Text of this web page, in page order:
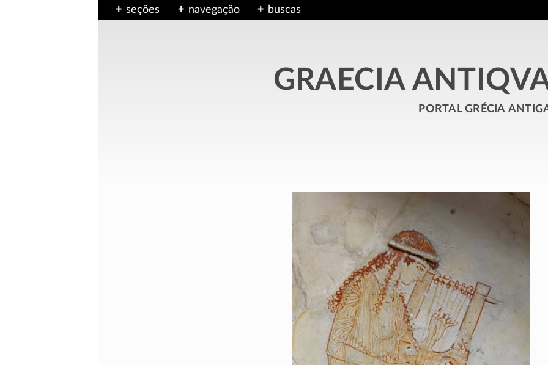
seções navegação buscas
GRAECIA
portal grécia